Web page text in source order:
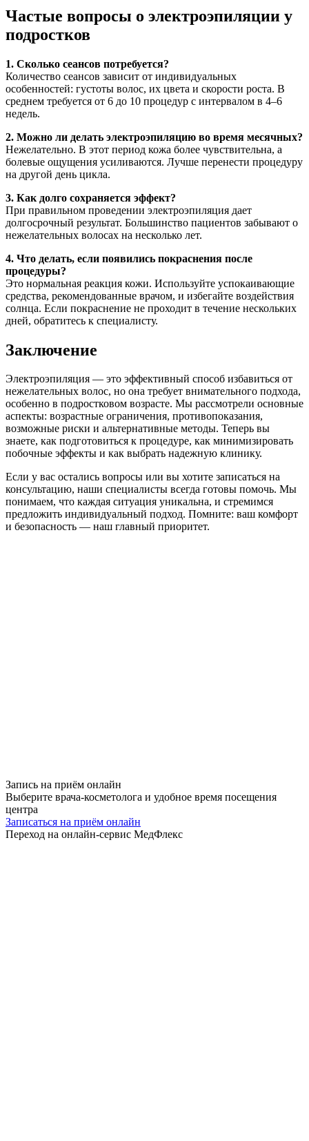
Частые вопросы о электроэпиляции у
подростков
1. Сколько сеансов потребуется?
Количество сеансов зависит от индивидуальных
особенностей: густоты волос, их цвета и скорости роста. В
среднем требуется от 6 до 10 процедур с интервалом в 4–6
недель.
2. Можно ли делать электроэпиляцию во время месячных?
Нежелательно. В этот период кожа более чувствительна, а
болевые ощущения усиливаются. Лучше перенести процедуру
на другой день цикла.
3. Как долго сохраняется эффект?
При правильном проведении электроэпиляция дает
долгосрочный результат. Большинство пациентов забывают о
нежелательных волосах на несколько лет.
4. Что делать, если появились покраснения после
процедуры?
Это нормальная реакция кожи. Используйте успокаивающие
средства, рекомендованные врачом, и избегайте воздействия
солнца. Если покраснение не проходит в течение нескольких
дней, обратитесь к специалисту.
Заключение
Электроэпиляция — это эффективный способ избавиться от
нежелательных волос, но она требует внимательного подхода,
особенно в подростковом возрасте. Мы рассмотрели основные
аспекты: возрастные ограничения, противопоказания,
возможные риски и альтернативные методы. Теперь вы
знаете, как подготовиться к процедуре, как минимизировать
побочные эффекты и как выбрать надежную клинику.
Если у вас остались вопросы или вы хотите записаться на
консультацию, наши специалисты всегда готовы помочь. Мы
понимаем, что каждая ситуация уникальна, и стремимся
предложить индивидуальный подход. Помните: ваш комфорт
и безопасность — наш главный приоритет.
Запись на приём онлайн
Выберите врача-косметолога и удобное время посещения
центра
Записаться на приём онлайн
Переход на онлайн-сервис МедФлекс